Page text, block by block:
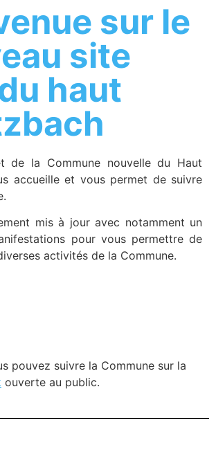
sur le
site
haut
de la Commune nouvelle du Haut
accueille et vous permet de suivre
mis à jour avec notamment un
pour vous permettre de
activités de la Commune.
pouvez suivre la Commune sur la
ouverte au public.